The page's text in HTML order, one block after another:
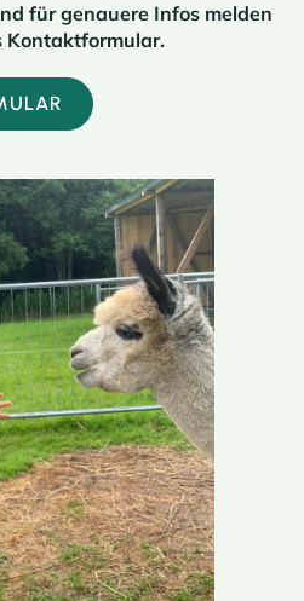
für genauere Infos melden
Kontaktformular.